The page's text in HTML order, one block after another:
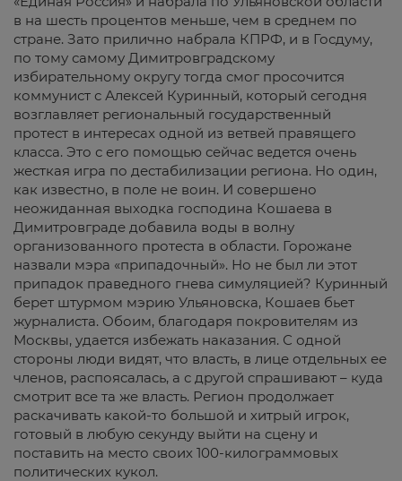
в на шесть процентов меньше, чем в среднем по
стране. Зато прилично набрала КПРФ, и в Госдуму,
по тому самому Димитровградскому
избирательному округу тогда смог просочится
коммунист с Алексей Куринный, который сегодня
возглавляет региональный государственный
протест в интересах одной из ветвей правящего
класса. Это с его помощью сейчас ведется очень
жесткая игра по дестабилизации региона. Но один,
как известно, в поле не воин. И совершено
неожиданная выходка господина Кошаева в
Димитровграде добавила воды в волну
организованного протеста в области. Горожане
назвали мэра «припадочный». Но не был ли этот
припадок праведного гнева симуляцией? Куринный
берет штурмом мэрию Ульяновска, Кошаев бьет
журналиста. Обоим, благодаря покровителям из
Москвы, удается избежать наказания. С одной
стороны люди видят, что власть, в лице отдельных ее
членов, распоясалась, а с другой спрашивают – куда
смотрит все та же власть. Регион продолжает
раскачивать какой-то большой и хитрый игрок,
готовый в любую секунду выйти на сцену и
поставить на место своих 100-килограммовых
политических кукол.